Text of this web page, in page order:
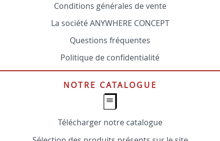
Conditions générales de vente
La société ANYWHERE CONCEPT
Questions fréquentes
Politique de confidentialité
NOTRE CATALOGUE
Télécharger notre catalogue